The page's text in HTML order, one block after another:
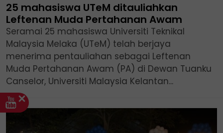
25 mahasiswa UTeM ditauliahkan
Leftenan Muda Pertahanan Awam
Seramai 25 mahasiswa Universiti Teknikal
Malaysia Melaka (UTeM) telah berjaya
menerima pentauliahan sebagai Leftenan
Muda Pertahanan Awam (PA) di Dewan Tuanku
Canselor, Universiti Malaysia Kelantan...